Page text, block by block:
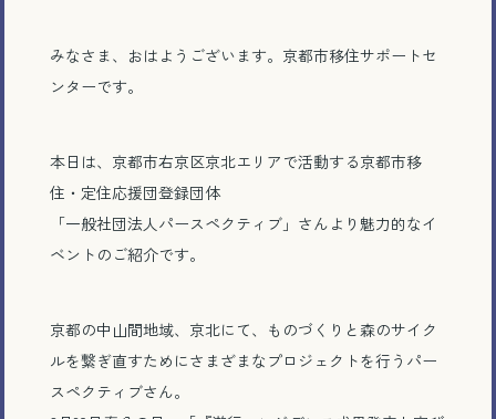
みなさま、おはようございます。京都市移住サポートセ
ンターです。
本日は、京都市右京区京北エリアで活動する京都市移
住・定住応援団登録団体
「一般社団法人パースペクティブ」さんより魅力的なイ
ベントのご紹介です。
京都の中山間地域、京北にて、ものづくりと森のサイク
ルを繋ぎ直すためにさまざまなプロジェクトを行うパー
スペクティブさん。